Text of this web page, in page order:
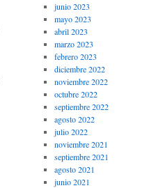
junio 2023
mayo 2023
abril 2023
marzo 2023
febrero 2023
diciembre 2022
noviembre 2022
octubre 2022
septiembre 2022
agosto 2022
julio 2022
noviembre 2021
septiembre 2021
agosto 2021
junio 2021